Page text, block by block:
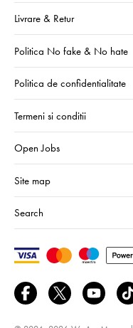
Livrare & Retur
Politica No fake & No hate
Politica de confidentialitate
Termeni si conditii
Open Jobs
Site map
Search